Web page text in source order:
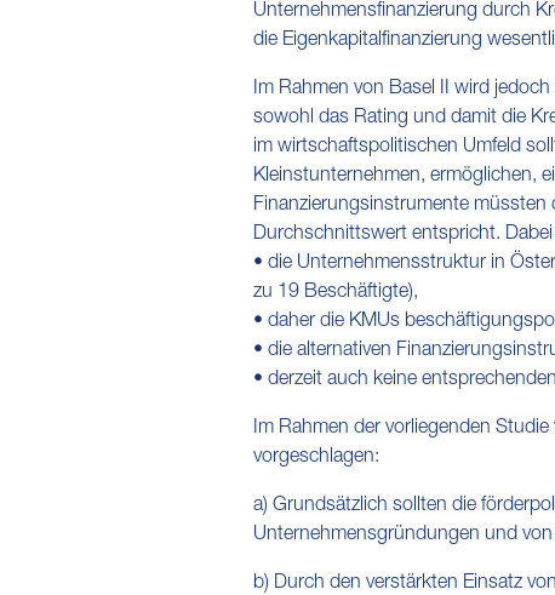
Unternehmensfinanzierung durch
die Eigenkapitalfinanzierung
Im Rahmen von Basel II wird
sowohl das Rating und damit die
im wirtschaftspolitischen Umfeld
Kleinstunternehmen, ermöglichen,
Finanzierungsinstrumente müssten
Durchschnittswert entspricht.
• die Unternehmensstruktur in
zu 19 Beschäftigte),
• daher die KMUs
• die alternativen
• derzeit auch keine
Im Rahmen der vorliegenden
vorgeschlagen:
a) Grundsätzlich sollten die
Unternehmensgründungen und
b) Durch den verstärkten Einsatz